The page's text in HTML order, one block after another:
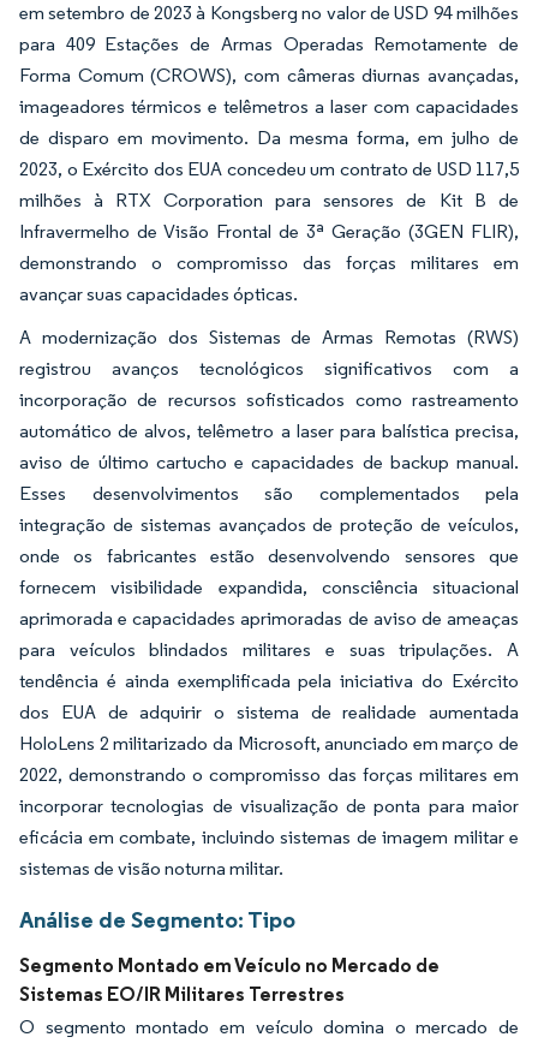
em setembro de 2023 à Kongsberg no valor de USD 94 milhões
para 409 Estações de Armas Operadas Remotamente de
Forma Comum (CROWS), com câmeras diurnas avançadas,
imageadores térmicos e telêmetros a laser com capacidades
de disparo em movimento. Da mesma forma, em julho de
2023, o Exército dos EUA concedeu um contrato de USD 117,5
milhões à RTX Corporation para sensores de Kit B de
Infravermelho de Visão Frontal de 3ª Geração (3GEN FLIR),
demonstrando o compromisso das forças militares em
avançar suas capacidades ópticas.
A modernização dos Sistemas de Armas Remotas (RWS)
registrou avanços tecnológicos significativos com a
incorporação de recursos sofisticados como rastreamento
automático de alvos, telêmetro a laser para balística precisa,
aviso de último cartucho e capacidades de backup manual.
Esses desenvolvimentos são complementados pela
integração de sistemas avançados de proteção de veículos,
onde os fabricantes estão desenvolvendo sensores que
fornecem visibilidade expandida, consciência situacional
aprimorada e capacidades aprimoradas de aviso de ameaças
para veículos blindados militares e suas tripulações. A
tendência é ainda exemplificada pela iniciativa do Exército
dos EUA de adquirir o sistema de realidade aumentada
HoloLens 2 militarizado da Microsoft, anunciado em março de
2022, demonstrando o compromisso das forças militares em
incorporar tecnologias de visualização de ponta para maior
eficácia em combate, incluindo sistemas de imagem militar e
sistemas de visão noturna militar.
Análise de Segmento: Tipo
Segmento Montado em Veículo no Mercado de
Sistemas EO/IR Militares Terrestres
O segmento montado em veículo domina o mercado de